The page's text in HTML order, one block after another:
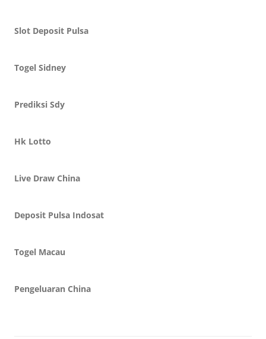
Slot Deposit Pulsa
Togel Sidney
Prediksi Sdy
Hk Lotto
Live Draw China
Deposit Pulsa Indosat
Togel Macau
Pengeluaran China